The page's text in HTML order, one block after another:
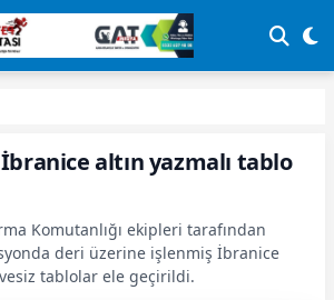
altın yazmalı tablo
Komutanlığı ekipleri tarafından
deri üzerine işlenmiş İbranice
tablolar ele geçirildi.